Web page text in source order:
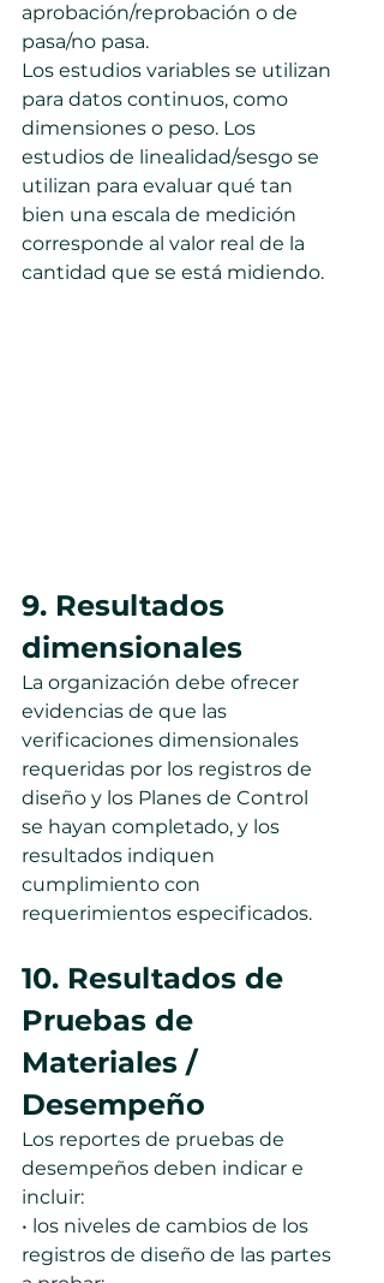
aprobación/reprobación o de
pasa/no pasa.
Los estudios variables se utilizan
para datos continuos, como
dimensiones o peso. Los
estudios de linealidad/sesgo se
utilizan para evaluar qué tan
bien una escala de medición
corresponde al valor real de la
cantidad que se está midiendo.
9. Resultados
dimensionales
La organización debe ofrecer
evidencias de que las
verificaciones dimensionales
requeridas por los registros de
diseño y los Planes de Control
se hayan completado, y los
resultados indiquen
cumplimiento con
requerimientos especificados.
10. Resultados de
Pruebas de
Materiales /
Desempeño
Los reportes de pruebas de
desempeños deben indicar e
incluir:
• los niveles de cambios de los
registros de diseño de las partes